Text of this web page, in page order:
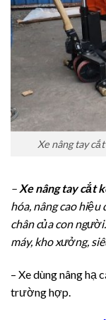
Xe nâng tay
– Xe nâng tay cắt
hóa, nâng cao
chân của con
máy, kho xưởng,
– Xe dùng nâng hạ
trường hợp.